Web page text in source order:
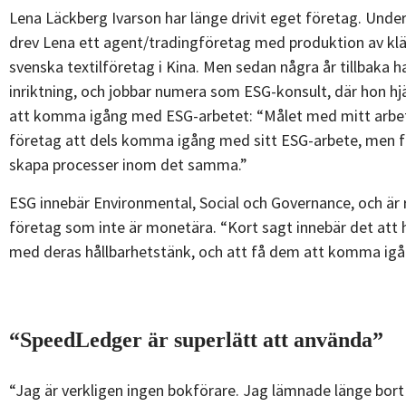
Lena Läckberg Ivarson har länge drivit eget företag.
drev Lena ett agent/tradingföretag med produktion av
svenska textilföretag i Kina. Men sedan några år tillbaka
inriktning, och jobbar numera som ESG-konsult, där hon
att komma igång med ESG-arbetet: “Målet med mitt
företag att dels komma igång med sitt ESG-arbete, men
skapa processer inom det samma.”
ESG innebär Environmental, Social och Governance, och
företag som inte är monetära. “Kort sagt innebär det att
med deras hållbarhetstänk, och att få dem att komma
“SpeedLedger är superlätt att använda”
“Jag är verkligen ingen bokförare. Jag lämnade länge